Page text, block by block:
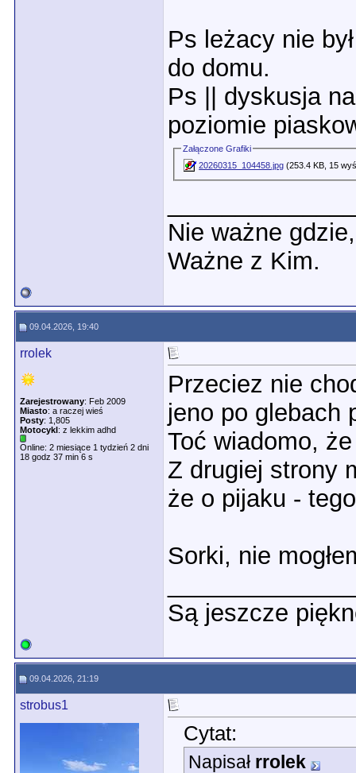
Ps leżacy nie
do domu.
Ps || dyskusja
poziomie
Załączone Grafiki
20260315_104458.jpg (253.4 KB, 15
Nie ważne
Ważne z Kim.
09.04.2026, 19:40
rrolek
Zarejestrowany: Feb 2009
Miasto: a raczej wieś
Posty: 1,805
Motocykl: z lekkim adhd
Online: 2 miesiące 1 tydzień 2 dni
18 godz 37 min 6 s
Przeciez nie
jeno po glebach
Toć wiadomo,
Z drugiej strony
że o pijaku -
Sorki, nie
Są jeszcze
09.04.2026, 21:19
strobus1
Cytat:
Napisał rrolek